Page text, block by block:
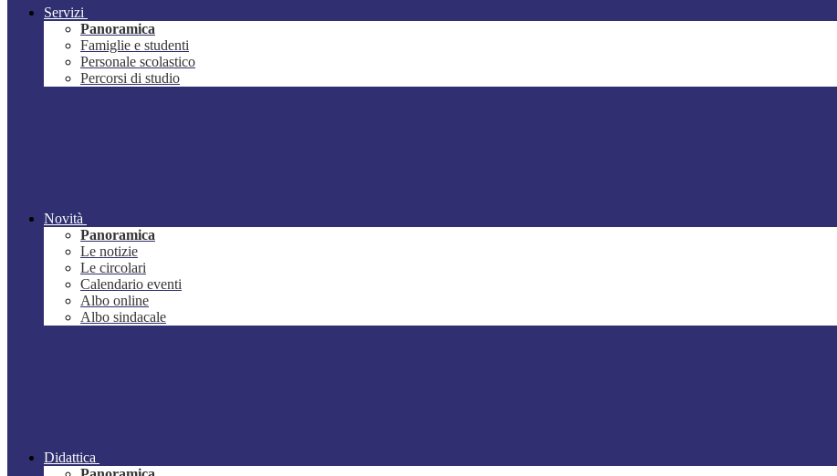
Servizi
Panoramica
Famiglie e studenti
Personale scolastico
Percorsi di studio
Novità
Panoramica
Le notizie
Le circolari
Calendario eventi
Albo online
Albo sindacale
Didattica